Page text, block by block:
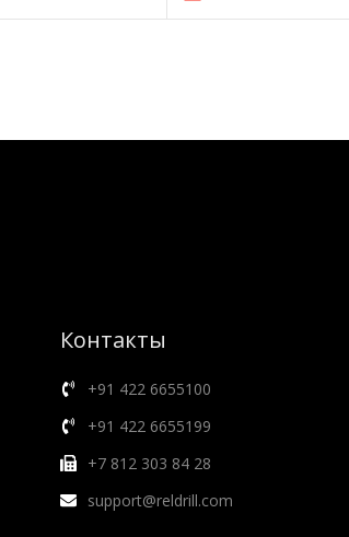
Контакты
+91 422 6655100
+91 422 6655199
+7 812 303 84 28
support@reldrill.com